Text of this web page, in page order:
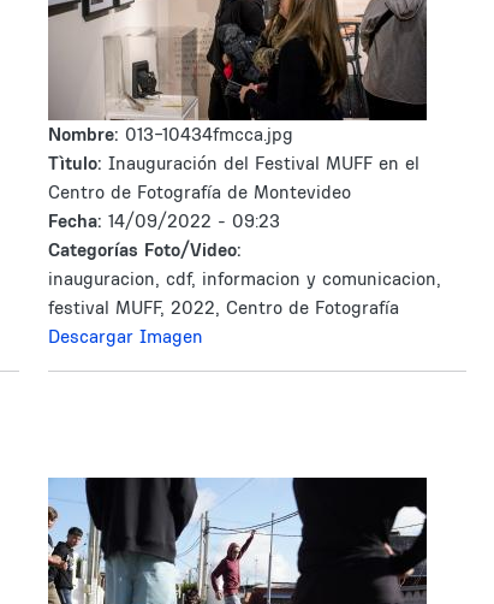
Nombre: 013-10434fmcca.jpg
Tìtulo: Inauguración del Festival MUFF en el
Centro de Fotografía de Montevideo
Fecha: 14/09/2022 - 09:23
Categorías Foto/Video:
inauguracion, cdf, informacion y comunicacion,
festival MUFF, 2022, Centro de Fotografía
Descargar Imagen